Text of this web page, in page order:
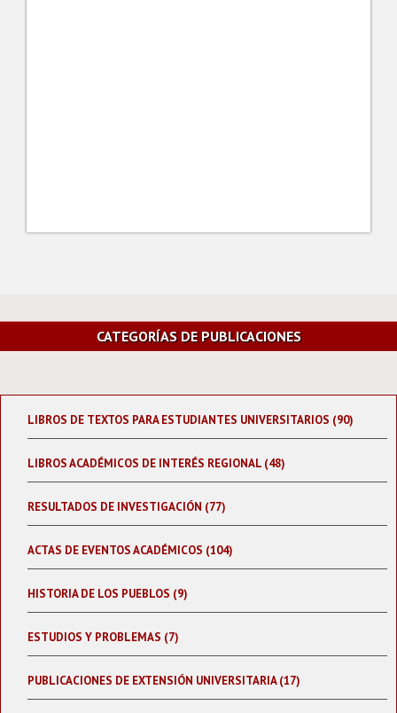
CATEGORÍAS DE PUBLICACIONES
LIBROS DE TEXTOS PARA ESTUDIANTES UNIVERSITARIOS (90)
LIBROS ACADÉMICOS DE INTERÉS REGIONAL (48)
RESULTADOS DE INVESTIGACIÓN (77)
ACTAS DE EVENTOS ACADÉMICOS (104)
HISTORIA DE LOS PUEBLOS (9)
ESTUDIOS Y PROBLEMAS (7)
PUBLICACIONES DE EXTENSIÓN UNIVERSITARIA (17)